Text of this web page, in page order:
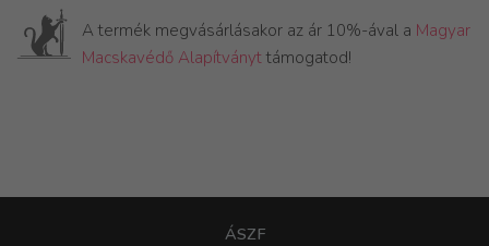
A termék megvásárlásakor az ár 10%-ával a Magyar
Macskavédő Alapítványt támogatod!
ÁSZF